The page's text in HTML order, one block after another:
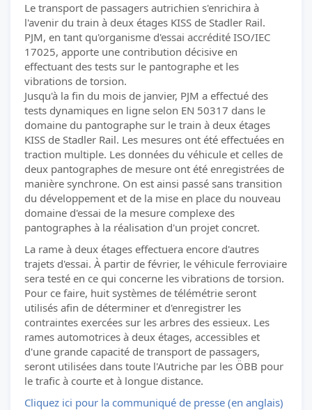
Le transport de passagers autrichien s'enrichira à
l'avenir du train à deux étages KISS de Stadler Rail.
PJM, en tant qu'organisme d'essai accrédité ISO/IEC
17025, apporte une contribution décisive en
effectuant des tests sur le pantographe et les
vibrations de torsion.
Jusqu'à la fin du mois de janvier, PJM a effectué des
tests dynamiques en ligne selon EN 50317 dans le
domaine du pantographe sur le train à deux étages
KISS de Stadler Rail. Les mesures ont été effectuées en
traction multiple. Les données du véhicule et celles de
deux pantographes de mesure ont été enregistrées de
manière synchrone. On est ainsi passé sans transition
du développement et de la mise en place du nouveau
domaine d'essai de la mesure complexe des
pantographes à la réalisation d'un projet concret.
La rame à deux étages effectuera encore d'autres
trajets d'essai. À partir de février, le véhicule ferroviaire
sera testé en ce qui concerne les vibrations de torsion.
Pour ce faire, huit systèmes de télémétrie seront
utilisés afin de déterminer et d'enregistrer les
contraintes exercées sur les arbres des essieux. Les
rames automotrices à deux étages, accessibles et
d'une grande capacité de transport de passagers,
seront utilisées dans toute l'Autriche par les ÖBB pour
le trafic à courte et à longue distance.
Cliquez ici pour la communiqué de presse (en anglais)